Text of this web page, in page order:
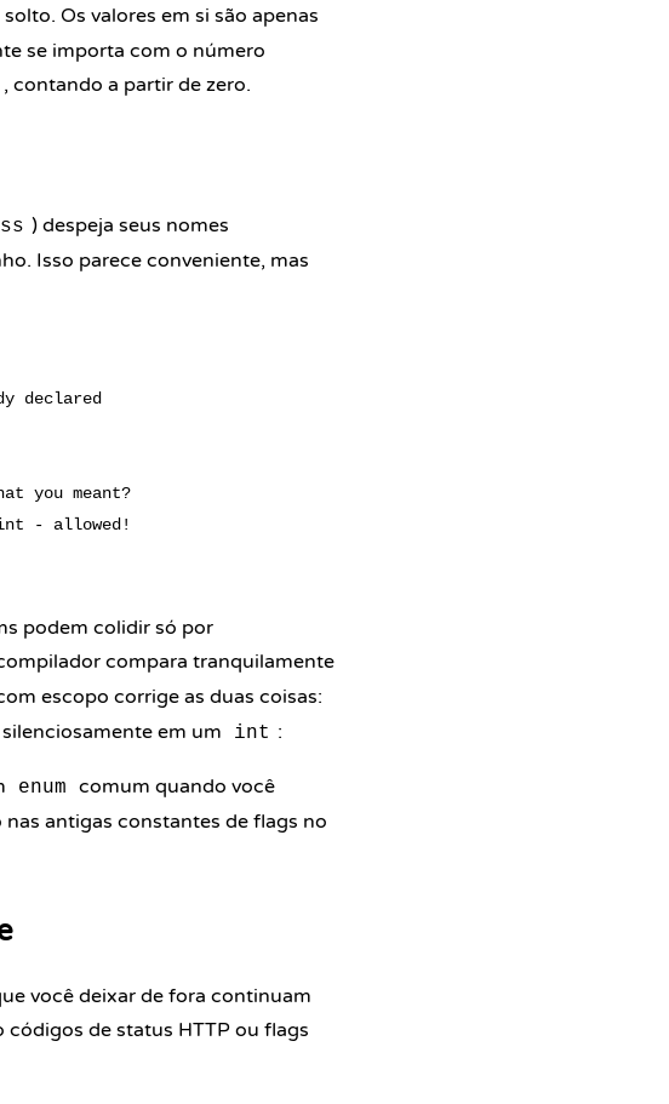
solto. Os valores em si são apenas
se importa com o número
, contando a partir de zero.
) despeja seus nomes
Isso parece conveniente, mas
declared
meant?
- allowed!
podem colidir só por
compara tranquilamente
escopo corrige as duas coisas:
em um
int :
enum
comum quando você
nas antigas constantes de flags no
você deixar de fora continuam
de status HTTP ou flags